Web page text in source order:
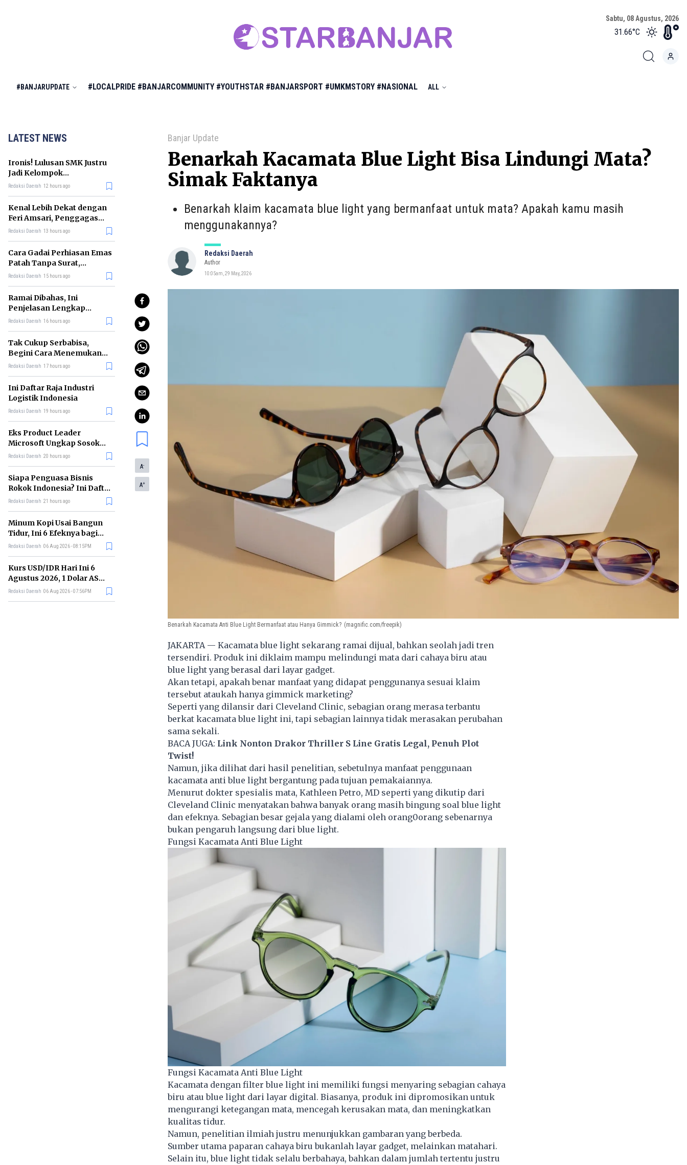
Sabtu, 08 Agustus, 2026
31.66°C
#BANJARUPDATE #LOCALPRIDE #BANJARCOMMUNITY #YOUTHSTAR #BANJARSPORT #UMKMSTORY #NASIONAL ALL
LATEST NEWS
Ironis! Lulusan SMK Justru
Jadi Kelompok
Pengangguran Terbanyak
Redaksi Daerah 12 hours ago
Kenal Lebih Dekat dengan
Feri Amsari, Penggagas
Kabinet Bayangan
Redaksi Daerah 13 hours ago
Cara Gadai Perhiasan Emas
Patah Tanpa Surat,
Ternyata Tetap Bisa!
Redaksi Daerah 15 hours ago
Ramai Dibahas, Ini
Penjelasan Lengkap
tentang Konsep Kabinet
Redaksi Daerah 16 hours ago
Tak Cukup Serbabisa,
Begini Cara Menemukan
'Spike' agar CV Dilirik HR
Redaksi Daerah 17 hours ago
Ini Daftar Raja Industri
Logistik Indonesia
Redaksi Daerah 19 hours ago
Eks Product Leader
Microsoft Ungkap Sosok
yang Paling Cocok
Redaksi Daerah 20 hours ago
Siapa Penguasa Bisnis
Rokok Indonesia? Ini Daftar
Perusahaan Terbesarnya
Redaksi Daerah 21 hours ago
Minum Kopi Usai Bangun
Tidur, Ini 6 Efeknya bagi
Kesehatan Tubuh
Redaksi Daerah 06 Aug 2026 - 08:15PM
Kurs USD/IDR Hari Ini 6
Agustus 2026, 1 Dolar AS
Kini Berapa Rupiah?
Redaksi Daerah 06 Aug 2026 - 07:56PM
Banjar Update
Benarkah Kacamata Blue Light Bisa Lindungi Mata?
Simak Faktanya
Benarkah klaim kacamata blue light yang bermanfaat untuk mata? Apakah kamu masih
menggunakannya?
Redaksi Daerah
Author
10:05am, 29 May, 2026
A-
A+
Benarkah Kacamata Anti Blue Light Bermanfaat atau Hanya Gimmick? (magnific.com/freepik)
JAKARTA — Kacamata blue light sekarang ramai dijual, bahkan seolah jadi tren
tersendiri. Produk ini diklaim mampu melindungi mata dari cahaya biru atau
blue light yang berasal dari layar gadget.
Akan tetapi, apakah benar manfaat yang didapat penggunanya sesuai klaim
tersebut ataukah hanya gimmick marketing?
Seperti yang dilansir dari Cleveland Clinic, sebagian orang merasa terbantu
berkat kacamata blue light ini, tapi sebagian lainnya tidak merasakan perubahan
sama sekali.
BACA JUGA: Link Nonton Drakor Thriller S Line Gratis Legal, Penuh Plot
Twist!
Namun, jika dilihat dari hasil penelitian, sebetulnya manfaat penggunaan
kacamata anti blue light bergantung pada tujuan pemakaiannya.
Menurut dokter spesialis mata, Kathleen Petro, MD seperti yang dikutip dari
Cleveland Clinic menyatakan bahwa banyak orang masih bingung soal blue light
dan efeknya. Sebagian besar gejala yang dialami oleh orang0orang sebenarnya
bukan pengaruh langsung dari blue light.
Fungsi Kacamata Anti Blue Light
Fungsi Kacamata Anti Blue Light
Kacamata dengan filter blue light ini memiliki fungsi menyaring sebagian cahaya
biru atau blue light dari layar digital. Biasanya, produk ini dipromosikan untuk
mengurangi ketegangan mata, mencegah kerusakan mata, dan meningkatkan
kualitas tidur.
Namun, penelitian ilmiah justru menunjukkan gambaran yang berbeda.
Sumber utama paparan cahaya biru bukanlah layar gadget, melainkan matahari.
Selain itu, blue light tidak selalu berbahaya, bahkan dalam jumlah tertentu justru